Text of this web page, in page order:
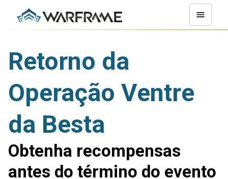
Retorno da
Operação Ventre
da Besta
Obtenha recompensas
antes do término do evento